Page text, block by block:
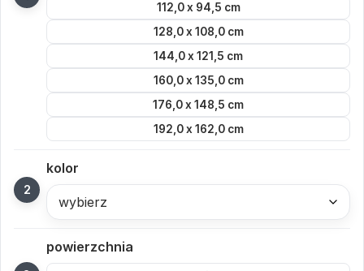
112,0 x 94,5 cm
128,0 x 108,0 cm
144,0 x 121,5 cm
160,0 x 135,0 cm
176,0 x 148,5 cm
192,0 x 162,0 cm
kolor
wybierz
powierzchnia